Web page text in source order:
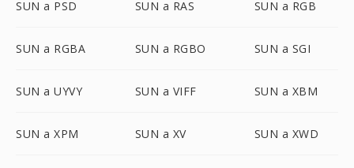
SUN a PSD SUN a RAS SUN a RGB
SUN a RGBA SUN a RGBO SUN a SGI
SUN a UYVY SUN a VIFF SUN a XBM
SUN a XPM SUN a XV SUN a XWD